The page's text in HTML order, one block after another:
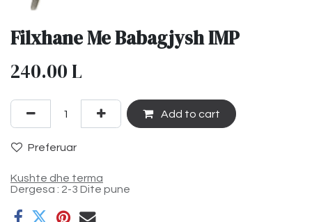
Filxhane Me Babagjysh IMP
240.00L
Add to cart
Preferuar
Kushte dhe terma
Dergesa : 2-3 Dite pune